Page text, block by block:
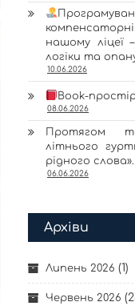
нашому ліцеї
логіки та
10.06.2026
Book-
08.06.2026
Протягом
літнього
рідного слова».
06.06.2026
Архіви
Липень 2026 (1)
Червень 2026